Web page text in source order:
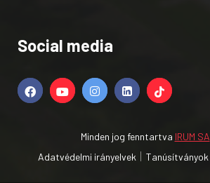
Social media
Minden jog fenntartva IRUM SA
Adatvédelmi irányelvek
Tanúsítványok